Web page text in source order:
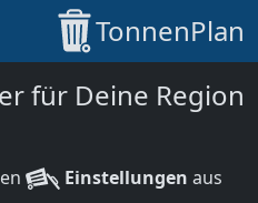
TonnenPlan
für Deine Region
Einstellungen aus